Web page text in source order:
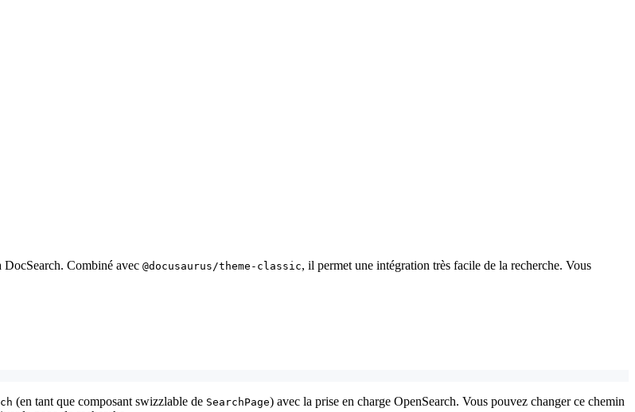
Combiné avec @docusaurus/theme-classic, il permet une intégration très facile de la recherche. Vous
(en tant que composant swizzlable de SearchPage) avec la prise en charge OpenSearch. Vous pouvez changer ce chemin